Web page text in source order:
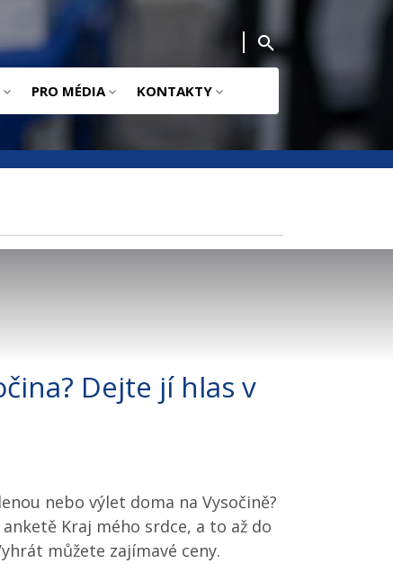
PRO MÉDIA KONTAKTY
Dejte jí hlas v
nebo výlet doma na Vysočině?
Kraj mého srdce, a to až do
můžete zajímavé ceny.